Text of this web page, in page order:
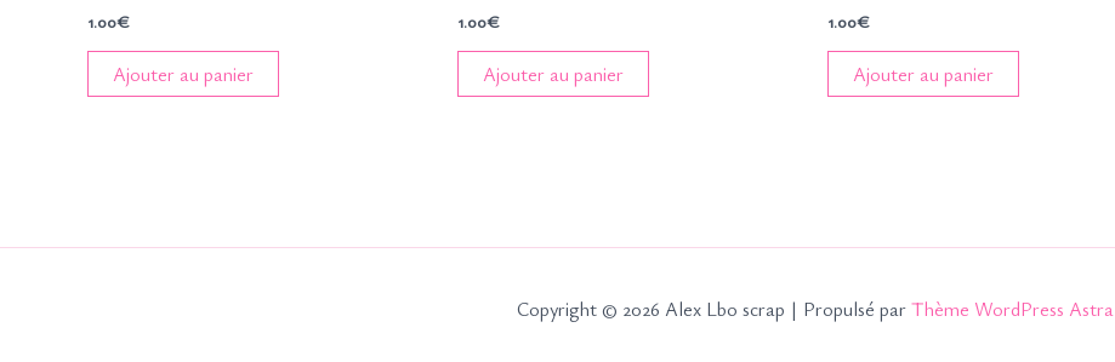
1.00€
Ajouter au panier
1.00€
Ajouter au panier
1.00€
Ajouter au panier
Copyright © 2026 Alex Lbo scrap | Propulsé parThème WordPress Astra